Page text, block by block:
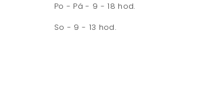
Po - Pá - 9 - 18 hod.
So - 9 - 13 hod.